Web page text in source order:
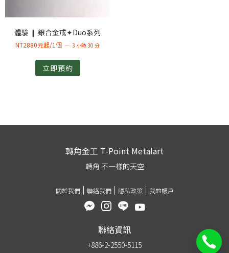
體驗 ❙ 銀合金戒✦Duo系列
NT2880元起/1個 3 小時 30 分
立即預約
轉角金工 T-Point Metalart
轉角 不一樣的天空
關於我們 聯絡我們 隱私政策 我的帳戶
聯絡資訊
+886-2-2550-5115